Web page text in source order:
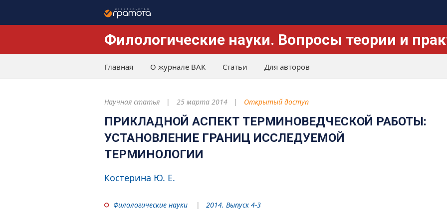
Филологические науки. Вопросы теории и
Главная О журнале ВАК Статьи Для авторов
Научная статья 25 марта 2014 Открытый доступ
ПРИКЛАДНОЙ АСПЕКТ ТЕРМИНОВЕДЧЕСКОЙ РАБОТЫ:
УСТАНОВЛЕНИЕ ГРАНИЦ ИССЛЕДУЕМОЙ
ТЕРМИНОЛОГИИ
Костерина Ю. Е.
Филологические науки 2014. Выпуск 4-3